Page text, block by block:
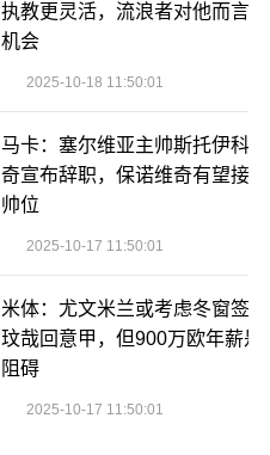
执教更灵活，流浪者对他而言是
机会
2025-10-18 11:50:01
马卡：塞尔维亚主帅斯托伊科维
奇宣布辞职，保诺维奇有望接任
帅位
2025-10-17 11:50:01
米体：尤文米兰或考虑冬窗签金
玟哉回意甲，但900万欧年薪是
阻碍
2025-10-17 11:50:01